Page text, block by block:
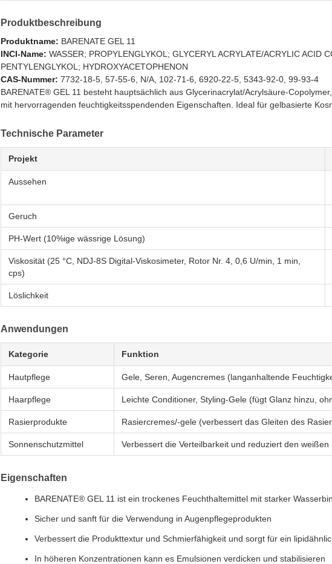
Produktbeschreibung
Produktname: BARENATE GEL 11
INCI-Name: WASSER; PROPYLENGLYKOL; GLYCERYL ACRYLATE/ACRYLIC ACID
PENTYLENGLYKOL; HYDROXYACETOPHENON
CAS-Nummer: 7732-18-5, 57-55-6, N/A, 102-71-6, 6920-22-5, 5343-92-0, 99-93-4
BARENATE® GEL 11 besteht hauptsächlich aus Glycerinacrylat/Acrylsäure-
mit hervorragenden feuchtigkeitsspendenden Eigenschaften. Ideal für gelbasierte
Technische Parameter
Projekt
Aussehen
Geruch
PH-Wert (10%ige wässrige Lösung)
Viskosität (25 °C, NDJ-8S Digital-Viskosimeter, Rotor Nr. 4, 0,6 U/min, 1 min,
cps)
Löslichkeit
Anwendungen
Kategorie Funktion
Hautpflege Gele, Seren, Augencremes (langanhaltende
Haarpflege Leichte Conditioner, Styling-Gele (fügt Glanz hinzu,
Rasierprodukte Rasiercremes/-gele (verbessert das Gleiten des
Sonnenschutzmittel Verbessert die Verteilbarkeit und reduziert den
Eigenschaften
BARENATE® GEL 11 ist ein trockenes Feuchthaltemittel mit starker
Sicher und sanft für die Verwendung in Augenpflegeprodukten
Verbessert die Produkttextur und Schmierfähigkeit und sorgt für ein
In höheren Konzentrationen kann es Emulsionen verdicken und stabilisieren